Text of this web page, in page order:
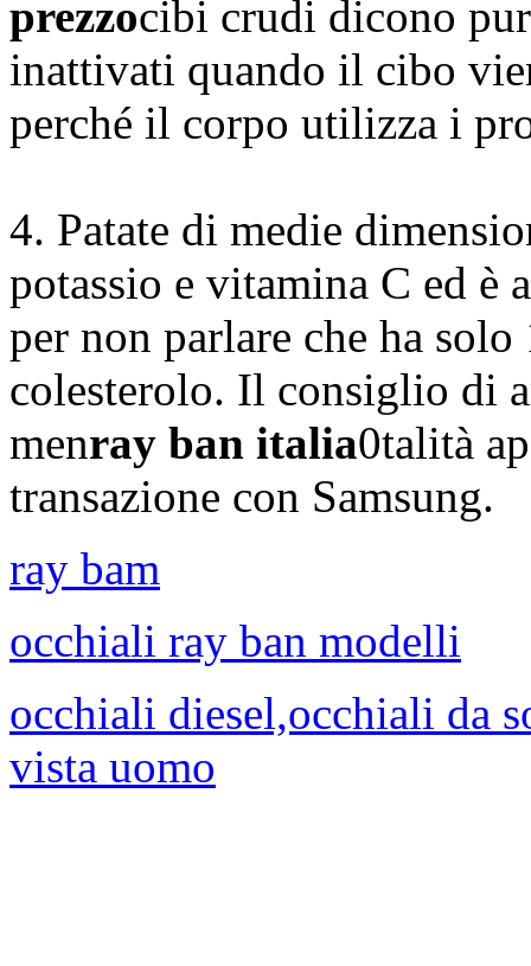
prezzocibi crudi dicono
inattivati ​​quando il cibo
perché il corpo utilizza i
4. Patate di medie
potassio e vitamina C ed
per non parlare che ha
colesterolo. Il consiglio di
menray ban italia0talità
transazione con Samsung.
ray bam
occhiali ray ban modelli
occhiali diesel,occhiali da
vista uomo